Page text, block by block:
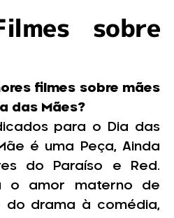
sobre
filmes sobre mães
das Mães?
para o Dia das
é uma Peça, Ainda
do Paraíso e Red.
o amor materno de
drama à comédia,